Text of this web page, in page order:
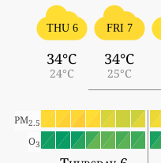
THU 6
34°C
24°C
FRI 7
34°C
25°C
PM2.5
O3